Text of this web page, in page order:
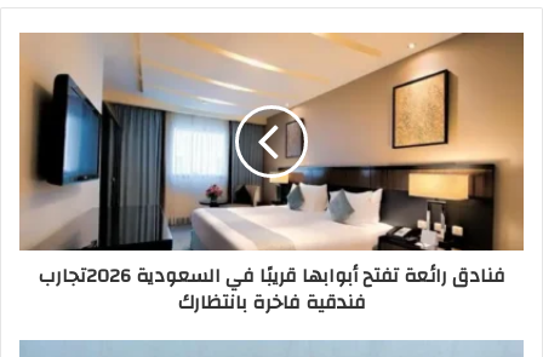
فنادق رائعة تفتح أبوابها قريبًا في السعودية 2026تجارب
فندقية فاخرة بانتظارك